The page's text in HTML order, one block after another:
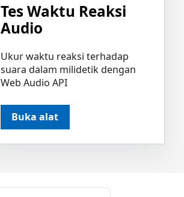
Tes Waktu Reaksi
Audio
Ukur waktu reaksi terhadap
suara dalam milidetik dengan
Web Audio API
Buka alat